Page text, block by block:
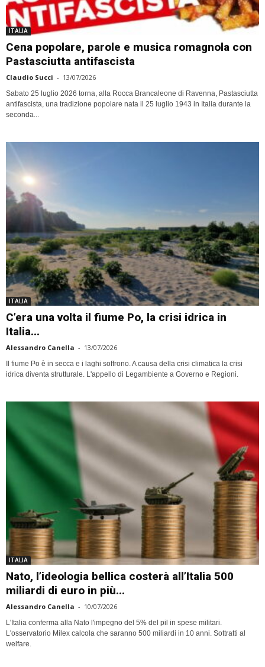
ITALIA
Cena popolare, parole e musica romagnola con
Pastasciutta antifascista
Claudio Succi - 13/07/2026
Sabato 25 luglio 2026 torna, alla Rocca Brancaleone di Ravenna, Pastasciutta
antifascista, una tradizione popolare nata il 25 luglio 1943 in Italia durante la
seconda...
ITALIA
C’era una volta il fiume Po, la crisi idrica in
Italia...
Alessandro Canella - 13/07/2026
Il fiume Po è in secca e i laghi soffrono. A causa della crisi climatica la crisi
idrica diventa strutturale. L'appello di Legambiente a Governo e Regioni.
ITALIA
Nato, l’ideologia bellica costerà all’Italia 500
miliardi di euro in più...
Alessandro Canella - 10/07/2026
L'Italia conferma alla Nato l'impegno del 5% del pil in spese militari.
L'osservatorio Milex calcola che saranno 500 miliardi in 10 anni. Sottratti al
welfare.